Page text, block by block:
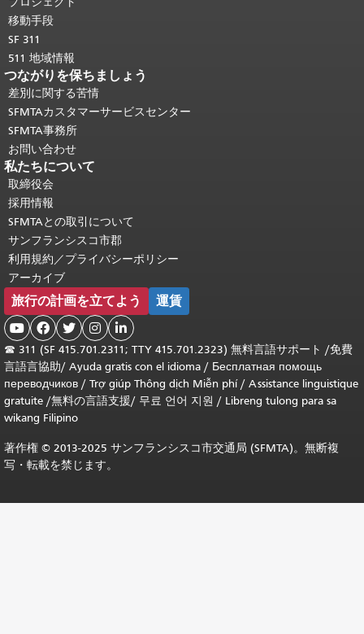
移動手段
SF 311
511 地域情報
つながりを保ちましょう
差別に関する苦情
SFMTAカスタマーサービスセンター
SFMTA事務所
お問い合わせ
私たちについて
取締役会
採用情報
SFMTAとの取引について
サンフランシスコ市郡
利用規約／プライバシーポリシー
アーカイブ
旅行の計画を立てよう 運賃
    
☎ 311 (SF 415.701.2311; TTY 415.701.2323) 無料言語サポート /免費
言語言協助/ Ayuda gratis con el idioma / Бесплатная помощь
переводчиков / Trợ giúp Thông dịch Miễn phí/ Assistance linguistique
gratuite /無料の言語支援/ 무료 언어 지원 / Libreng tulong para sa
wikang Filipino
著作権 © 2013-2025 サンフランシスコ市交通局 (SFMTA)。無断複
写・転載を禁じます。